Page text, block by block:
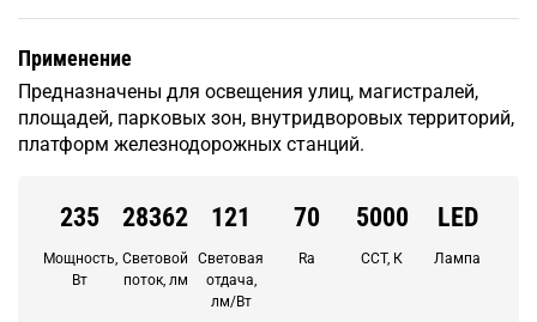
Применение
Предназначены для освещения улиц, магистралей,
площадей, парковых зон, внутридворовых территорий,
платформ железнодорожных станций.
235
Мощность,
Вт
28362
Световой
поток, лм
121
Световая
отдача,
лм/Вт
70
Ra
5000
CCT, К
LED
Лампа